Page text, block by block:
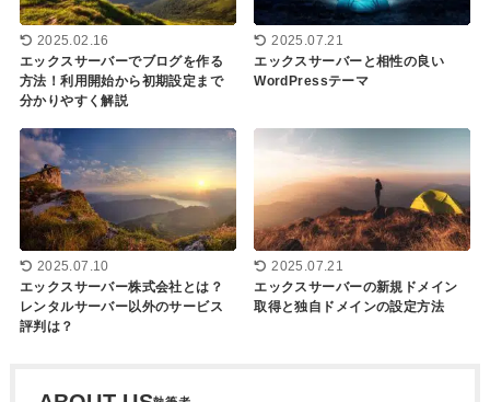
2025.02.16
エックスサーバーでブログを作る
方法！利用開始から初期設定まで
分かりやすく解説
2025.07.21
エックスサーバーと相性の良い
WordPressテーマ
2025.07.10
エックスサーバー株式会社とは？
レンタルサーバー以外のサービス
評判は？
2025.07.21
エックスサーバーの新規ドメイン
取得と独自ドメインの設定方法